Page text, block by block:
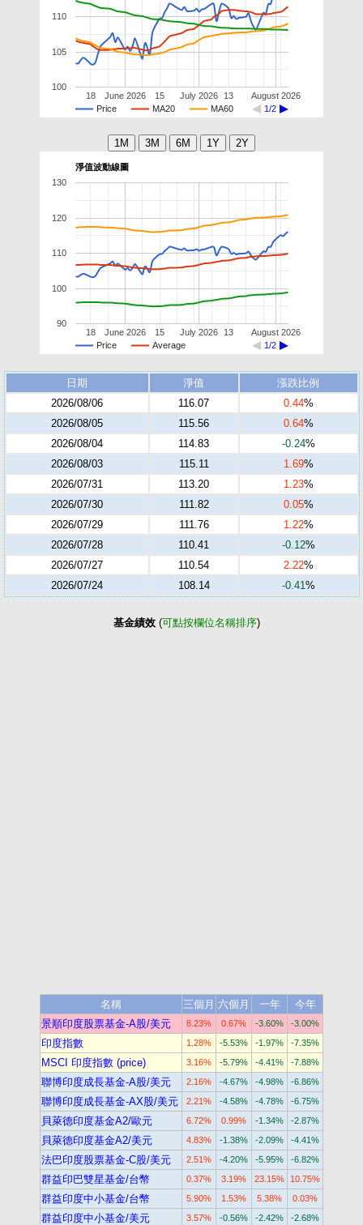
Price MA20 MA60 1/2
June 2026 July 2026 August 2026
18 15 13
100
105
110
淨值波動線圖
Price Average 1/2
June 2026 July 2026 August 2026
18 15 13
90
100
110
120
130
日期 淨值
漲跌比例
2026/08/06
116.07 0.44%
2026/08/05
115.56 0.64%
2026/08/04
114.83 -0.24%
2026/08/03
115.11 1.69%
2026/07/31
113.20 1.23%
2026/07/30
111.82 0.05%
2026/07/29
111.76 1.22%
2026/07/28
110.41 -0.12%
2026/07/27
110.54 2.22%
2026/07/24
108.14 -0.41%
基金績效(可點按欄位名稱排序)
名稱 三個月 六個月 一年
今年
景順印度股票基金-A股/美元
8.23% 0.67% -3.60% -3.00%
印度指數 1.28% -5.53% -1.97% -7.35%
MSCI 印度指數 (price) 3.16% -5.79% -4.41% -7.88%
聯博印度成長基金-A股/美元 2.16% -4.67% -4.98% -6.86%
聯博印度成長基金-AX股/美元 2.21% -4.58% -4.78% -6.75%
貝萊德印度基金A2/歐元 6.72% 0.99% -1.34% -2.87%
貝萊德印度基金A2/美元 4.83% -1.38% -2.09% -4.41%
法巴印度股票基金-C股/美元 2.51% -4.20% -5.95% -6.82%
群益印巴雙星基金/台幣 0.37% 3.19% 23.15% 10.75%
群益印度中小基金/台幣 5.90% 1.53% 5.38% 0.03%
群益印度中小基金/美元 3.57% -0.56% -2.42% -2.68%